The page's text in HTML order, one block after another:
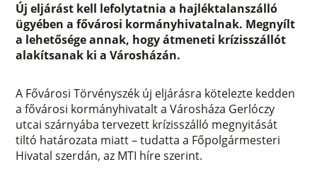
Új eljárást kell lefolytatnia a hajléktalanszálló
ügyében a fővárosi kormányhivatalnak. Megnyílt
a lehetősége annak, hogy átmeneti krízisszállót
alakítsanak ki a Városházán.
A Fővárosi Törvényszék új eljárásra kötelezte kedden
a fővárosi kormányhivatalt a Városháza Gerlóczy
utcai szárnyába tervezett krízisszálló megnyitását
tiltó határozata miatt – tudatta a Főpolgármesteri
Hivatal szerdán, az MTI híre szerint.